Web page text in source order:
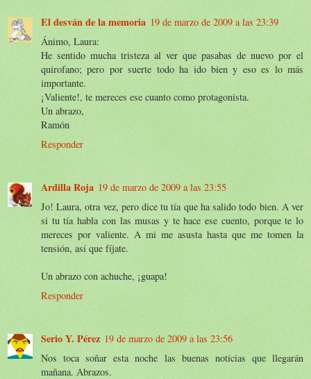
El desván de la memoria 19 de marzo de 2009 a las 23:39
Ánimo, Laura:
He sentido mucha tristeza al ver que pasabas de nuevo por el
quirofano; pero por suerte todo ha ido bien y eso es lo más
importante.
¡Valiente!, te mereces ese cuanto como protagonista.
Un abrazo,
Ramón
Responder
Ardilla Roja 19 de marzo de 2009 a las 23:55
Jo! Laura, otra vez, pero dice tu tía que ha salido todo bien. A ver
si tu tía habla con las musas y te hace ese cuento, porque te lo
mereces por valiente. A mi me asusta hasta que me tomen la
tensión, así que fíjate.
Un abrazo con achuche, ¡guapa!
Responder
Serio Y. Pérez 19 de marzo de 2009 a las 23:56
Nos toca soñar esta noche las buenas noticias que llegarán
mañana. Abrazos.